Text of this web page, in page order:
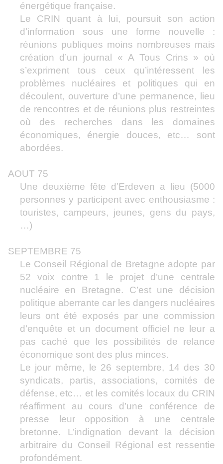
énergétique française.
Le CRIN quant à lui, poursuit son action
d’information sous une forme nouvelle :
réunions publiques moins nombreuses mais
création d’un journal « A Tous Crins » où
s’expriment tous ceux qu’intéressent les
problèmes nucléaires et politiques qui en
découlent, ouverture d’une permanence, lieu
de rencontres et de réunions plus restreintes
où des recherches dans les domaines
économiques, énergie douces, etc… sont
abordées.
AOUT 75
Une deuxième fête d’Erdeven a lieu (5000
personnes y participent avec enthousiasme :
touristes, campeurs, jeunes, gens du pays,
…)
SEPTEMBRE 75
Le Conseil Régional de Bretagne adopte par
52 voix contre 1 le projet d’une centrale
nucléaire en Bretagne. C’est une décision
politique aberrante car les dangers nucléaires
leurs ont été exposés par une commission
d’enquête et un document officiel ne leur a
pas caché que les possibilités de relance
économique sont des plus minces.
Le jour même, le 26 septembre, 14 des 30
syndicats, partis, associations, comités de
défense, etc… et les comités locaux du CRIN
réaffirment au cours d’une conférence de
presse leur opposition à une centrale
bretonne. L’indignation devant la décision
arbitraire du Conseil Régional est ressentie
profondément.